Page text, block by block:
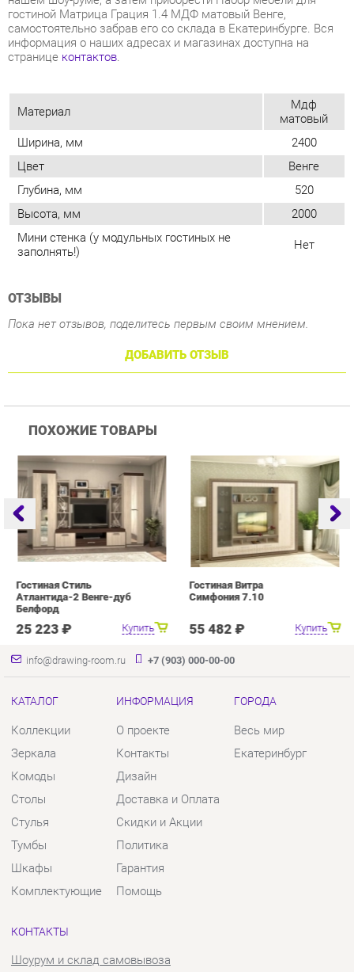
Материал
Мдф
матовый
Ширина, мм
Глубина, мм
520
Высота, мм
2000
Мини стенка (у модульных гостиных не
заполнять!)
Нет
ОТЗЫВЫ
Пока нет отзывов, поделитесь первым своим мнением.
Купить
Гостиная Стиль
Атлантида-2 Венге-дуб
Белфорд
25 223 ₽ Купить
Гостиная Витра
Симфония 7.10
info@drawing-room.ru +7 (903) 000-00-00
КАТАЛОГ
Коллекции
Комоды
Тумбы
Шкафы
Комплектующие
ИНФОРМАЦИЯ
О проекте
Политика
Гарантия
Помощь
ГОРОДА
Весь мир
КОНТАКТЫ
Шоурум и склад самовывоза
Адрес: г. Екатеринбург, пер.
Базовый, 47
Часы работы:
Пн - Пт:10:00 - 18:00 (GMT+5)